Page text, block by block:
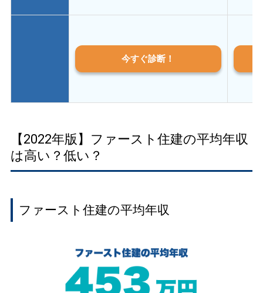
今すぐ診断！
【2022年版】ファースト住建の平均年収
は高い？低い？
ファースト住建の平均年収